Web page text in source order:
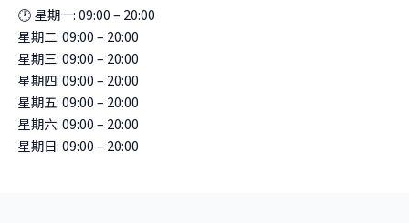
🕐 星期一: 09:00 – 20:00
星期二: 09:00 – 20:00
星期三: 09:00 – 20:00
星期四: 09:00 – 20:00
星期五: 09:00 – 20:00
星期六: 09:00 – 20:00
星期日: 09:00 – 20:00